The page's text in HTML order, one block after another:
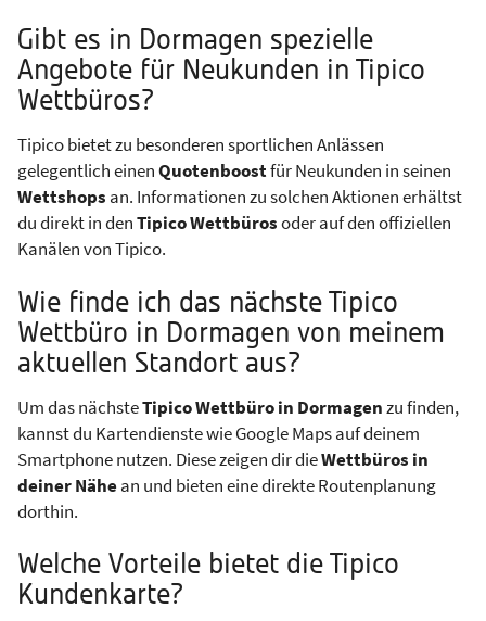
Gibt es in Dormagen spezielle
Angebote für Neukunden in Tipico
Wettbüros?
Tipico bietet zu besonderen sportlichen Anlässen
gelegentlich einenQuotenboostfür Neukunden in seinen
Wettshops an. Informationen zu solchen Aktionen erhältst
du direkt in denTipico Wettbürosoder auf den offiziellen
Kanälen von Tipico.
Wie finde ich das nächste Tipico
Wettbüro in Dormagen von meinem
aktuellen Standort aus?
Um das nächsteTipico Wettbüro in Dormagenzu finden,
kannst du Kartendienste wie Google Maps auf deinem
Smartphone nutzen. Diese zeigen dir dieWettbüros in
deiner Nähean und bieten eine direkte Routenplanung
dorthin.
Welche Vorteile bietet die Tipico
Kundenkarte?